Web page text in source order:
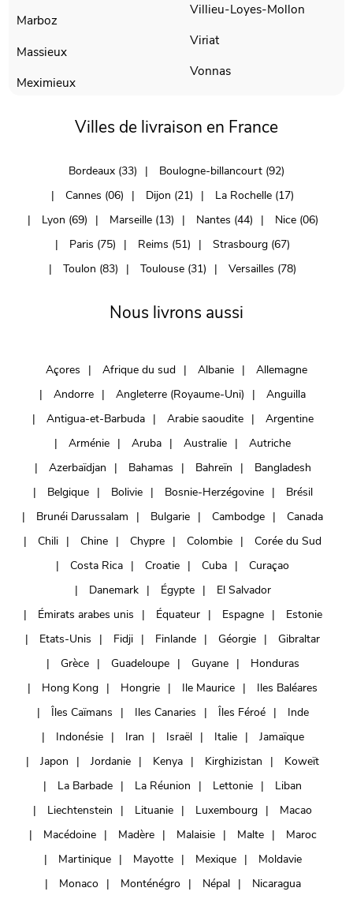
Marboz
Massieux
Meximieux
Villieu-Loyes-Mollon
Viriat
Vonnas
Villes de livraison en France
Bordeaux (33)
Boulogne-billancourt (92)
Cannes (06)
Dijon (21)
La Rochelle (17)
Lyon (69)
Marseille (13) Nantes (44)
Nice (06)
Paris (75)
Reims (51)
Strasbourg (67)
Toulon (83)
Toulouse (31) Versailles (78)
Nous livrons aussi
Açores Afrique du sud Albanie
Allemagne
Andorre
Angleterre (Royaume-Uni)
Anguilla
Antigua-et-Barbuda
Arabie saoudite
Argentine
Arménie
Aruba Australie
Autriche
Azerbaïdjan
Bahamas Bahreïn
Bangladesh
Belgique
Bolivie Bosnie-Herzégovine
Brésil
Brunéi Darussalam
Bulgarie Cambodge
Canada
Chili
Chine Chypre Colombie
Corée du Sud
Costa Rica
Croatie Cuba
Curaçao
Danemark
Égypte
El Salvador
Émirats arabes unis
Équateur Espagne
Estonie
Etats-Unis
Fidji Finlande Géorgie
Gibraltar
Grèce
Guadeloupe Guyane
Honduras
Hong Kong
Hongrie Ile Maurice
Iles Baléares
Îles Caïmans
Iles Canaries Îles Féroé
Inde
Indonésie
Iran Israël Italie
Jamaïque
Japon
Jordanie Kenya Kirghizistan
Koweït
La Barbade
La Réunion Lettonie
Liban
Liechtenstein
Lituanie Luxembourg
Macao
Macédoine
Madère Malaisie Malte
Maroc
Martinique
Mayotte Mexique
Moldavie
Monaco
Monténégro Népal
Nicaragua